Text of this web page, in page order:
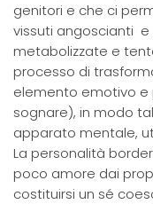
genitori e che ci
vissuti angoscianti
metabolizzate e
processo di
elemento emotivo e
sognare), in modo
apparato mentale,
La personalità
poco amore dai
costituirsi un sé